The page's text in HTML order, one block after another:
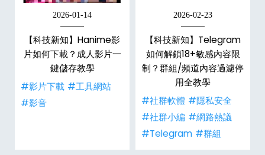
2026-01-14
【科技新知】Hanime影
片如何下載？成人影片一
鍵儲存教學
#影片下載 #工具網站
#影音
2026-02-23
【科技新知】Telegram
如何解鎖18+敏感內容限
制？群組/頻道內容過濾停
用全教學
#社群軟體 #隱私安全
#社群小編 #網路熱議
#Telegram #群組